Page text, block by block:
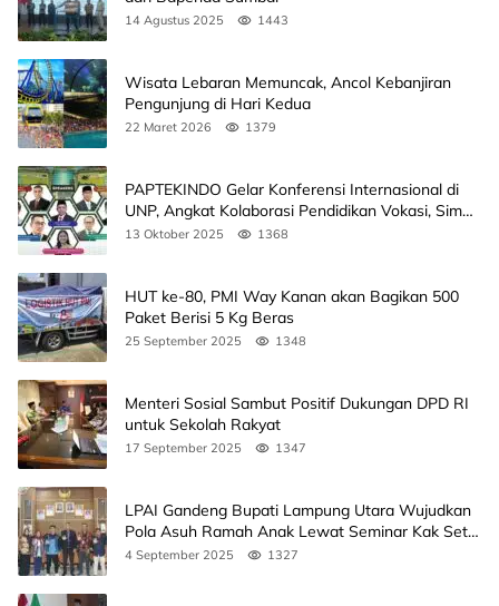
14 Agustus 2025 1443
Wisata Lebaran Memuncak, Ancol Kebanjiran
Pengunjung di Hari Kedua
22 Maret 2026 1379
PAPTEKINDO Gelar Konferensi Internasional di
UNP, Angkat Kolaborasi Pendidikan Vokasi, Simak
Agendanya
13 Oktober 2025 1368
HUT ke-80, PMI Way Kanan akan Bagikan 500
Paket Berisi 5 Kg Beras
25 September 2025 1348
Menteri Sosial Sambut Positif Dukungan DPD RI
untuk Sekolah Rakyat
17 September 2025 1347
LPAI Gandeng Bupati Lampung Utara Wujudkan
Pola Asuh Ramah Anak Lewat Seminar Kak Seto,
Ini Jadwalnya
4 September 2025 1327